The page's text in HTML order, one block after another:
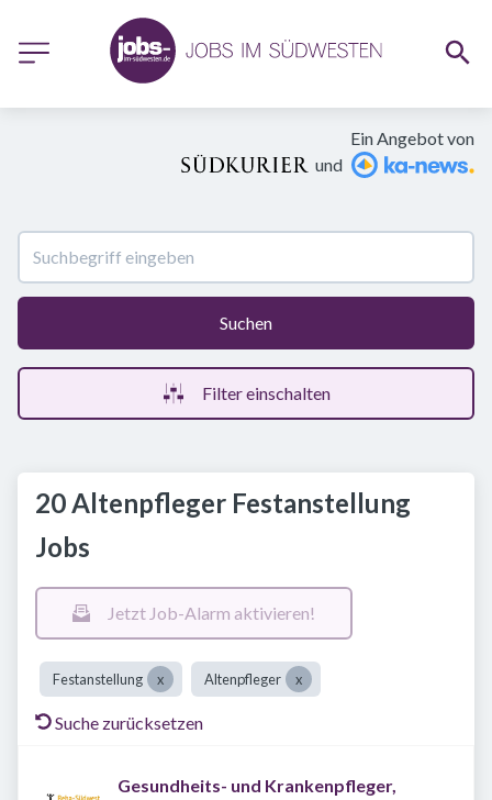
Ein Angebot von
und
Suchen
Filter einschalten
20 Altenpfleger Festanstellung
Jobs
Jetzt Job-Alarm aktivieren!
Festanstellung Altenpfleger
Suche zurücksetzen
Gesundheits- und Krankenpfleger,